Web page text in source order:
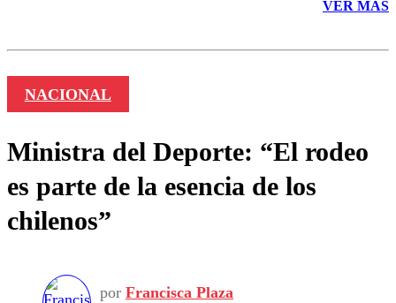
VER MÁS
NACIONAL
Ministra del Deporte: “El rodeo
es parte de la esencia de los
chilenos”
por Francisca Plaza